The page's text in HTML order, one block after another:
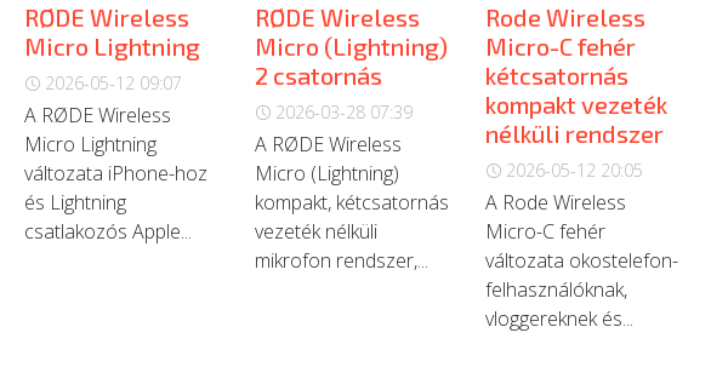
RØDE Wireless
Micro Lightning
2026-05-12 09:07
A RØDE Wireless
Micro Lightning
változata iPhone-hoz
és Lightning
csatlakozós Apple...
RØDE Wireless
Micro (Lightning)
2 csatornás
2026-03-28 07:39
A RØDE Wireless
Micro (Lightning)
kompakt, kétcsatornás
vezeték nélküli
mikrofon rendszer,...
Rode Wireless
Micro-C fehér
kétcsatornás
kompakt vezeték
nélküli rendszer
2026-05-12 20:05
A Rode Wireless
Micro-C fehér
változata okostelefon-
felhasználóknak,
vloggereknek és...